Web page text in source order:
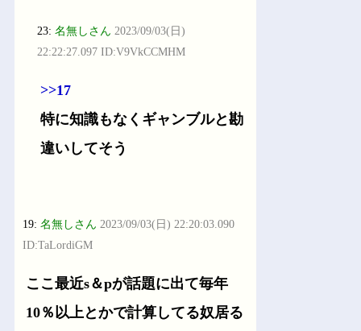
23:名無しさん 2023/09/03(日)
22:22:27.097 ID:V9VkCCMHM
>>17
特に知識もなくギャンブルと勘
違いしてそう
19:名無しさん 2023/09/03(日) 22:20:03.090
ID:TaLordiGM
ここ最近s＆pが話題に出て毎年
10％以上とかで計算してる奴居る